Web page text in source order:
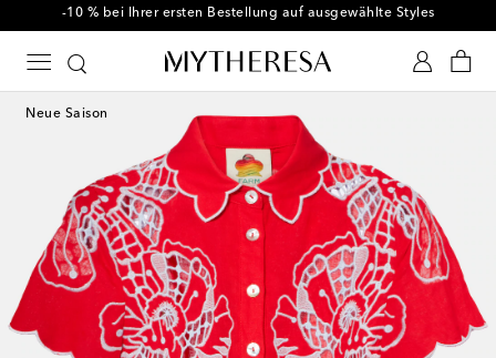
-10 % bei Ihrer ersten Bestellung auf ausgewählte Styles
Neue Saison